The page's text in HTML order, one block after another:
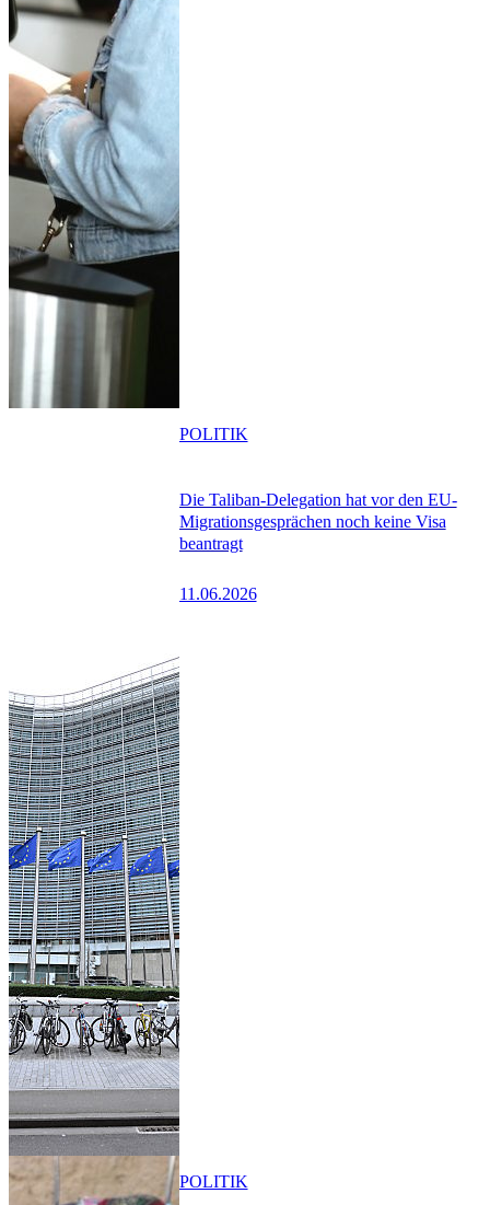
Die Taliban-Delegation hat vor den EU-
Migrationsgesprächen noch keine Visa
beantragt
11.06.2026
POLITIK
POLITIK